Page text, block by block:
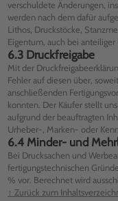
verschuldete Änderungen,
werden nach dem dafür
Lithos, Druckstöcke,
Eigentum, auch bei anteiliger
6.3 Druckfreigabe
Mit der
Fehler auf diesen über,
anschließenden
konnten. Der Käufer stellt
aufgrund der beauftragten
Urheber-, Marken- oder
6.4 Minder- und
Bei Drucksachen und
fertigungstechnischen
% vor. Berechnet wird
↑ Zurück zum